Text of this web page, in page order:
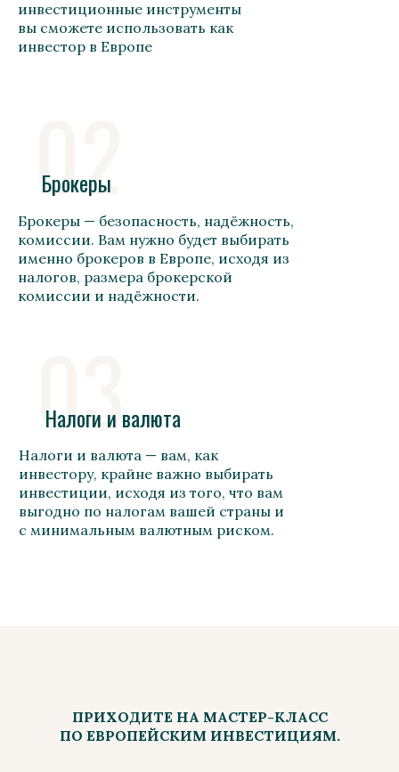
02
Брокеры
инвестиционные инструменты
вы сможете использовать как
инвестор в Европе
03
Налоги и валюта
Налоги и валюта — вам, как
инвестору, крайне важно выбирать
инвестиции, исходя из того, что вам
выгодно по налогам вашей страны и
с минимальным валютным риском.
Брокеры — безопасность, надёжность,
комиссии. Вам нужно будет выбирать
именно брокеров в Европе, исходя из
налогов, размера брокерской
комиссии и надёжности.
ПРИХОДИТЕ НА МАСТЕР-КЛАСС
ПО ЕВРОПЕЙСКИМ ИНВЕСТИЦИЯМ.